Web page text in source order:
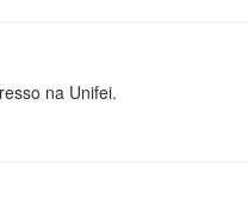
na Unifei.